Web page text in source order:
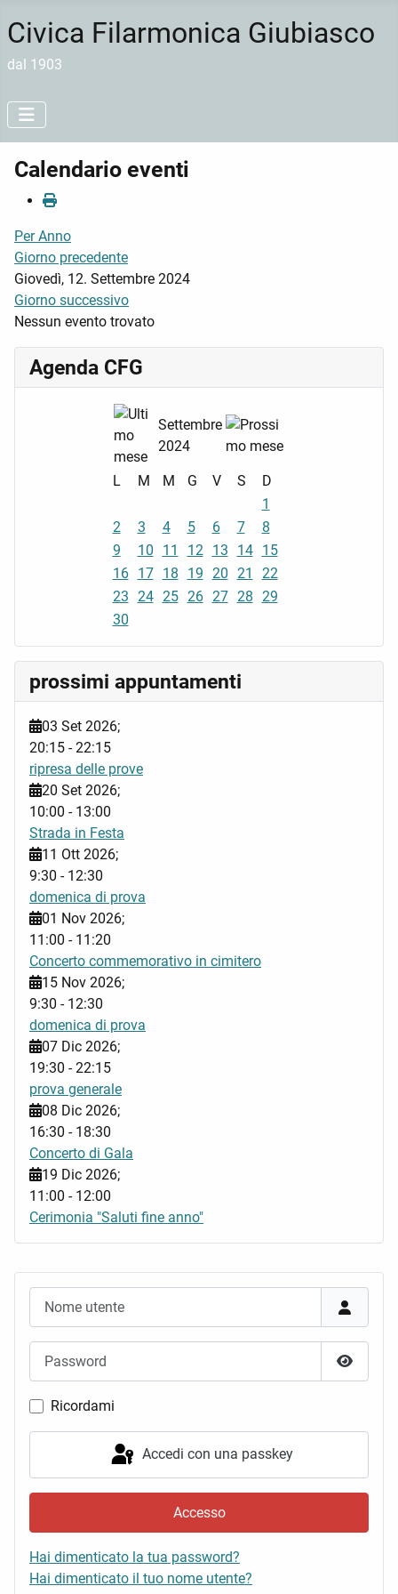
Civica Filarmonica Giubiasco
dal 1903
Mostra
Ricordami
Accedi con una passkey
Accesso
Hai dimenticato la tua password?
Hai dimenticato il tuo nome utente?
Calendario eventi
Per Anno
Giorno precedente
Giovedì, 12. Settembre 2024
Giorno successivo
Nessun evento trovato
Agenda CFG
Settembre
2024
L M M G V S
D
1
2
3 4 5 6 7
8
9
10 11 12 13 14
15
16
17 18 19 20 21
22
23 24 25 26 27 28 29
30
prossimi appuntamenti
03 Set 2026;
20:15 -22:15
ripresa delle prove
20 Set 2026;
10:00 - 13:00
Strada in Festa
11 Ott 2026;
9:30 - 12:30
domenica di prova
01 Nov 2026;
11:00 - 11:20
Concerto commemorativo in cimitero
15 Nov 2026;
9:30 - 12:30
domenica di prova
07 Dic 2026;
19:30 -22:15
prova generale
08 Dic 2026;
16:30 - 18:30
Concerto di Gala
19 Dic 2026;
11:00 - 12:00
Cerimonia "Saluti fine anno"